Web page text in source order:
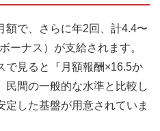
額で、さらに年2回、計4.4〜
ーナス）が支給されます。
で見ると『月額報酬×16.5か
民間の一般的な水準と比較し
した基盤が用意されていま